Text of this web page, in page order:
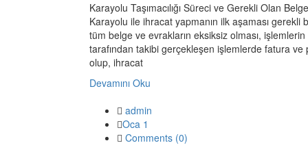
Karayolu Taşımacılığı Süreci ve Gerekli Olan
Karayolu ile ihracat yapmanın ilk aşaması
tüm belge ve evrakların eksiksiz olması,
tarafından takibi gerçekleşen işlemlerde fatura
olup, ihracat
Devamını Oku
admin
Oca 1
Comments (0)